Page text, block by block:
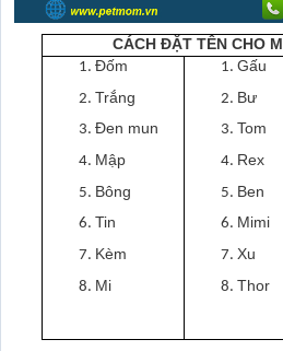
CÁCH ĐẶT TÊN CHO
Đốm
Trắng
Đen mun
Mập
Bông
Tin
Kèm
Mi
Gấu
Bư
Tom
Rex
Ben
Mimi
Xu
Thor